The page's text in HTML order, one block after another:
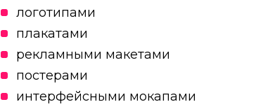
логотипами
плакатами
рекламными макетами
постерами
интерфейсными мокапами